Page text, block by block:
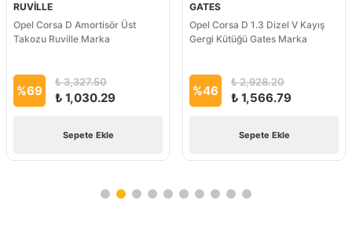
RUVİLLE
Opel Corsa D Amortisör Üst
Takozu Ruville Marka
%69
₺ 3,327.50
₺ 1,030.29
Sepete Ekle
GATES
Opel Corsa D 1.3 Dizel V Kayış
Gergi Kütüğü Gates Marka
%46
₺ 2,928.20
₺ 1,566.79
Sepete Ekle